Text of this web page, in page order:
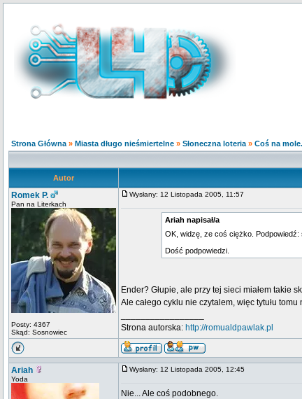
Strona Główna » Miasta długo nieśmiertelne » Słoneczna loteria » Coś na
Autor
Romek P.
Pan na Literkach
Posty: 4367
Skąd: Sosnowiec
Wysłany: 12 Listopada 2005, 11:57
Ariah napisał/a
OK, widzę, ze coś ciężko. Podpowiedź:
Dość podpowiedzi.
Ender? Głupie, ale przy tej sieci miałem takie
Ale całego cyklu nie czytalem, więc tytułu tomu
Strona autorska: http://romualdpawlak.pl
Ariah
Yoda
Wysłany: 12 Listopada 2005, 12:45
Nie... Ale coś podobnego.